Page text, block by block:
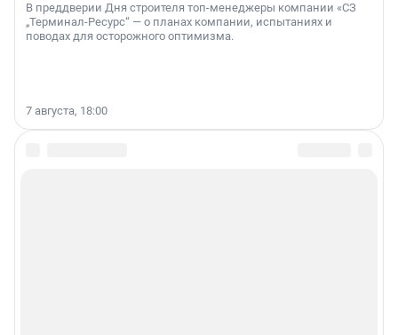
В преддверии Дня строителя топ-менеджеры компании «СЗ
„Терминал-Ресурс“ — о планах компании, испытаниях и
поводах для осторожного оптимизма.
7 августа, 18:00